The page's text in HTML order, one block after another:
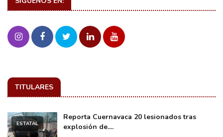
TITULARES
ESTATAL
Reporta Cuernavaca 20 lesionados tras
explosión de....